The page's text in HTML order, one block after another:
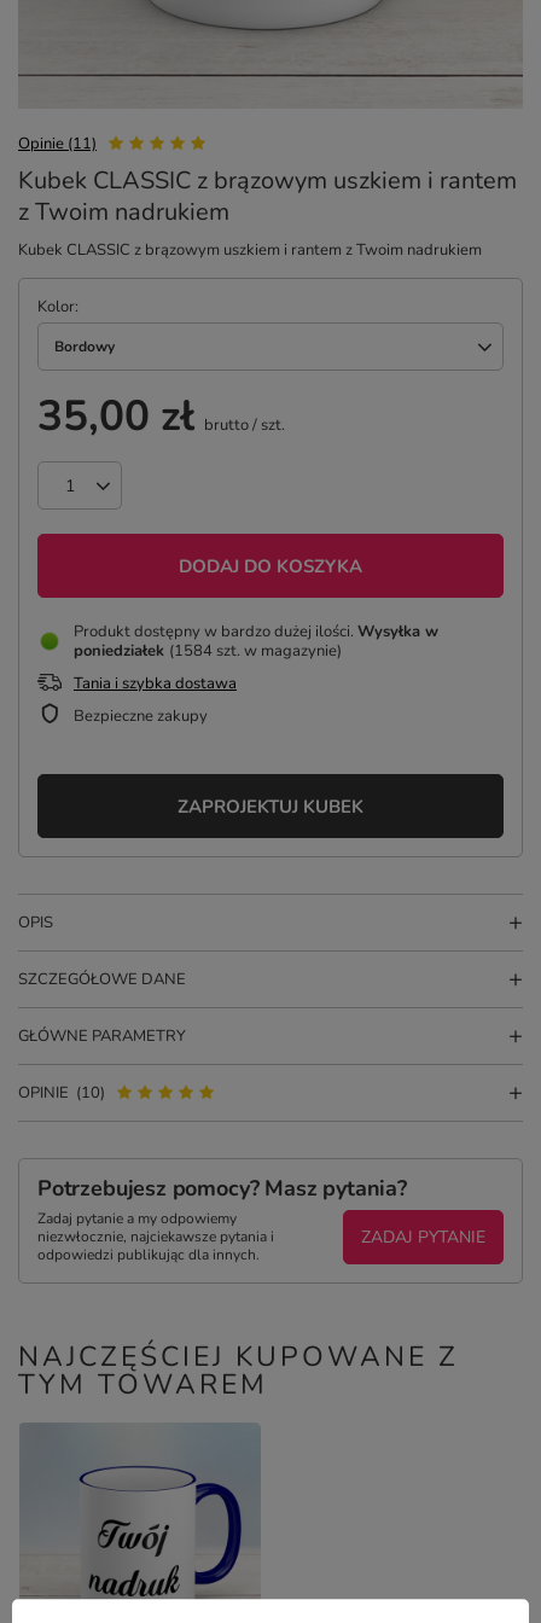
Opinie (11)
Kubek CLASSIC z brązowym uszkiem i rantem
z Twoim nadrukiem
Kubek CLASSIC z brązowym uszkiem i rantem z Twoim nadrukiem
Kolor
Bordowy
35,00 zł brutto/ szt.
DODAJ DO KOSZYKA
Produkt dostępny w bardzo dużej ilości Wysyłka w
poniedziałek (1584 szt. w magazynie)
Tania i szybka dostawa
Bezpieczne zakupy
ZAPROJEKTUJ KUBEK
OPIS
SZCZEGÓŁOWE DANE
GŁÓWNE PARAMETRY
OPINIE (10)
Potrzebujesz pomocy? Masz pytania?
Zadaj pytanie a my odpowiemy
niezwłocznie, najciekawsze pytania i
odpowiedzi publikując dla innych.
ZADAJ PYTANIE
NAJCZĘŚCIEJ KUPOWANE Z
TYM TOWAREM